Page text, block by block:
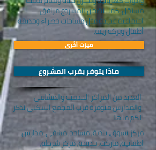
مستقل. كما يتضمن المشروع مرافق
اجتماعية عديدة مثل مساحات خضراء وحديقة
أطفال وبركة زينة.
ماذا يتوفر بقرب المشروع
مركز تسوق, بلدية, مساجد, مشفى, مدارس,
اطفائية, ماركت, حديقة, مركز شرطة,
ميزت أخُرى
العديد من المراكز الخدمية والمشافي
والمدارس متوفرة قرب المجمع السكني نذكر
لكم منها :